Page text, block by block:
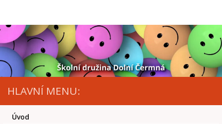
HLAVNÍ MENU:
Úvod